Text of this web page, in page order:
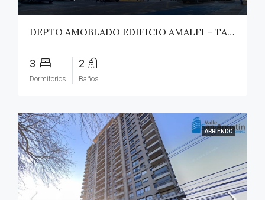
DEPTO AMOBLADO EDIFICIO AMALFI – TALCA
3
Dormitorios
2
Baños
ARRIENDO